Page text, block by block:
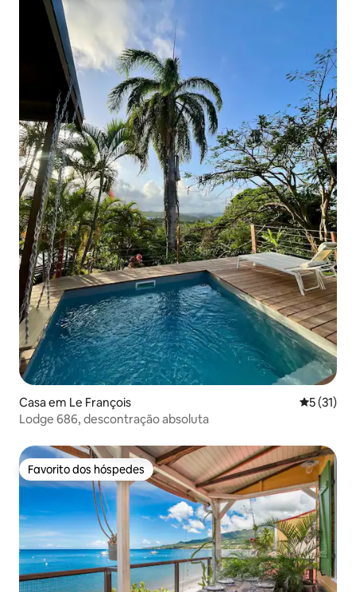
Casa em Le François
5 (31)
Lodge 686, descontração absoluta
Favorito dos hóspedes
Favorito dos hóspedes